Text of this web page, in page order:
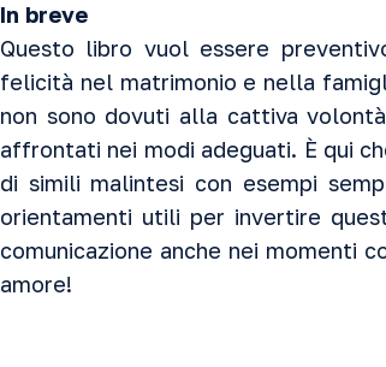
In breve
Questo libro vuol essere
felicità nel matrimonio e nella
non sono dovuti alla cattiva
affrontati nei modi adeguati. È qui
di simili malintesi con esempi
orientamenti utili per invertire
comunicazione anche nei momenti
amore!